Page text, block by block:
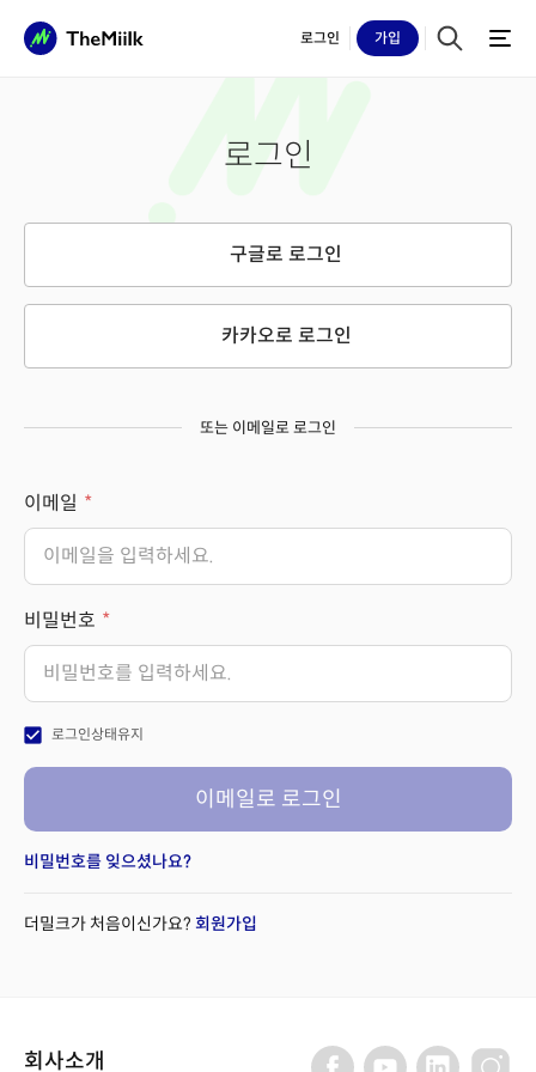
로그인 가입
로그인
구글로 로그인
카카오로 로그인
또는 이메일로 로그인
이메일
비밀번호
check_box 로그인상태유지
이메일로 로그인
비밀번호를 잊으셨나요?
더밀크가 처음이신가요? 회원가입
회사소개